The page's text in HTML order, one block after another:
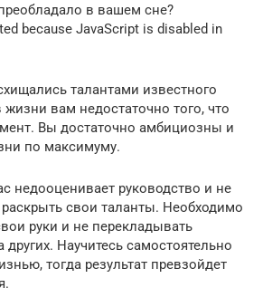
в вашем сне?
because JavaScript is disabled in
талантами известного
жизни вам недостаточно того, что
Вы достаточно амбициозны и
по максимуму.
недооценивает руководство и не
свои таланты. Необходимо
руки и не перекладывать
других. Научитесь самостоятельно
тогда результат превзойдет